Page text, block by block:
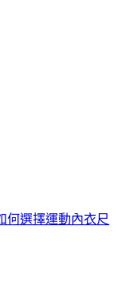
何選擇運動內衣尺